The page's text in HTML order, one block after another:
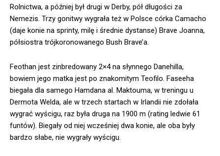
Rolnictwa, a później był drugi w Derby, pół długości za
Nemezis. Trzy gonitwy wygrała też w Polsce córka Camacho
(daje konie na sprinty, milę i średnie dystanse) Brave Joanna,
półsiostra trójkoronowanego Bush Brave’a.
Feothan jest zinbredowany 2×4 na słynnego Danehilla,
bowiem jego matka jest po znakomitym Teofilo. Faseeha
biegała dla samego Hamdana al. Maktouma, w treningu u
Dermota Welda, ale w trzech startach w Irlandii nie zdołała
wygrać wyścigu, raz była druga na 1900 m (rating ledwie 61
funtów). Biegały od niej wcześniej dwa konie, ale oba były
bardzo słabe, nie wygrały wyścigu.